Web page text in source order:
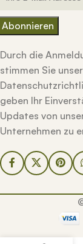
Durch die
stimmen Sie
geben Ihr
Updates von
Unternehmen zu